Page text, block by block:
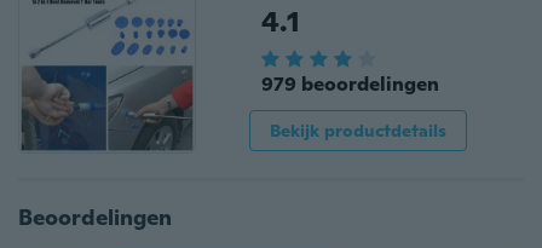
4.1
979 beoordelingen
Bekijk productdetails
Beoordelingen